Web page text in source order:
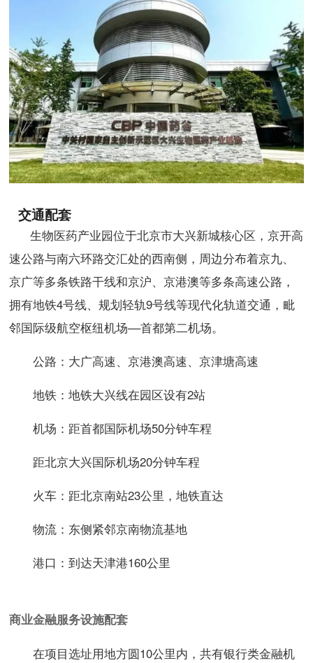
交通配套
生物医药产业园位于北京市大兴新城核心区，京开高
速公路与南六环路交汇处的西南侧，周边分布着京九、
京广等多条铁路干线和京沪、京港澳等多条高速公路，
拥有地铁4号线、规划轻轨9号线等现代化轨道交通，毗
邻国际级航空枢纽机场––首都第二机场。
公路：大广高速、京港澳高速、京津塘高速
地铁：地铁大兴线在园区设有2站
机场：距首都国际机场50分钟车程
距北京大兴国际机场20分钟车程
火车：距北京南站23公里，地铁直达
物流：东侧紧邻京南物流基地
港口：到达天津港160公里
商业金融服务设施配套
在项目选址用地方圆10公里内，共有银行类金融机